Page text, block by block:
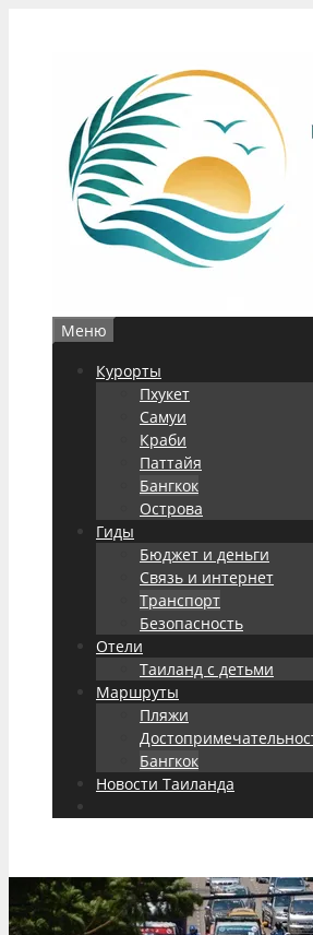
Меню
Курорты
Пхукет
Самуи
Краби
Паттайя
Бангкок
Острова
Гиды
Бюджет и деньги
Связь и интернет
Транспорт
Безопасность
Отели
Таиланд с детьми
Маршруты
Пляжи
Бангкок
Новости Таиланда